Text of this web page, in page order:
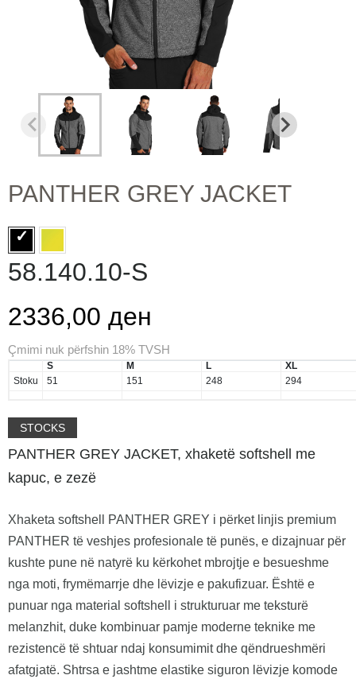
PANTHER GREY JACKET
58.140.10-S
2336,00 ден
Çmimi nuk përfshin 18% TVSH
S M L
XL
Stoku
51 151 248 294
STOCKS
PANTHER GREY JACKET, xhaketë softshell me
kapuc, e zezë
Xhaketa softshell PANTHER GREY i përket linjis premium
PANTHER të veshjes profesionale të punës, e dizajnuar për
kushte pune në natyrë ku kërkohet mbrojtje e besueshme
nga moti, frymëmarrje dhe lëvizje e pakufizuar. Është e
punuar nga material softshell i strukturuar me teksturë
melanzhit, duke kombinuar pamje moderne teknike me
rezistencë të shtuar ndaj konsumimit dhe qëndrueshmëri
afatgjatë. Shtrsa e jashtme elastike siguron lëvizje komode